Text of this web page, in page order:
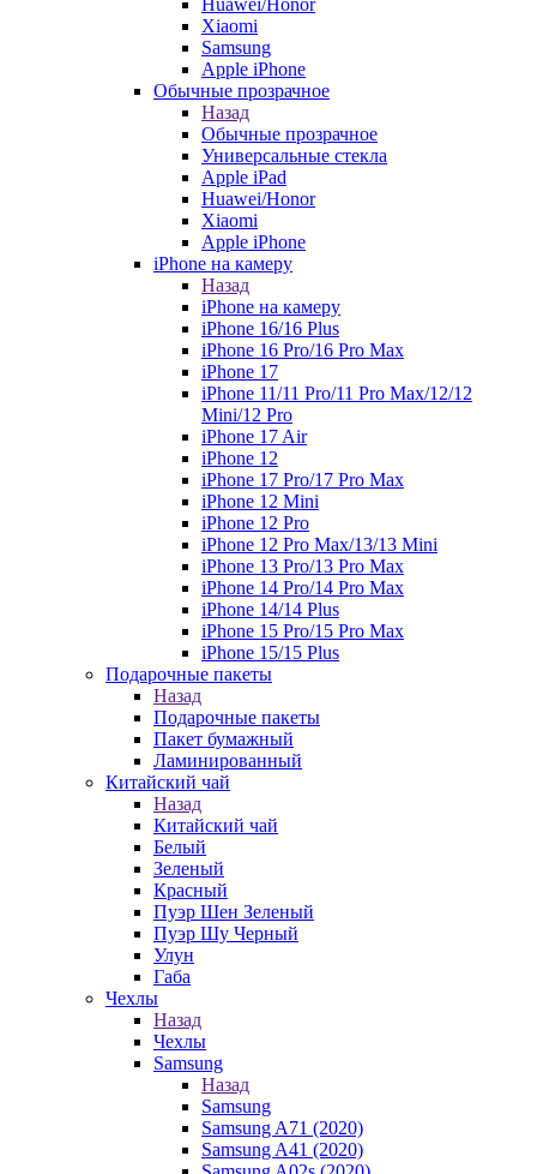
Huawei/Honor
Xiaomi
Samsung
Apple iPhone
Обычные прозрачное
Назад
Обычные прозрачное
Универсальные стекла
Apple iPad
Huawei/Honor
Xiaomi
Apple iPhone
iPhone на камеру
Назад
iPhone на камеру
iPhone 16/16 Plus
iPhone 16 Pro/16 Pro Max
iPhone 17
iPhone 11/11 Pro/11 Pro Max/12/12
Mini/12 Pro
iPhone 17 Air
iPhone 12
iPhone 17 Pro/17 Pro Max
iPhone 12 Mini
iPhone 12 Pro
iPhone 12 Pro Max/13/13 Mini
iPhone 13 Pro/13 Pro Max
iPhone 14 Pro/14 Pro Max
iPhone 14/14 Plus
iPhone 15 Pro/15 Pro Max
iPhone 15/15 Plus
Подарочные пакеты
Назад
Подарочные пакеты
Пакет бумажный
Ламинированный
Китайский чай
Назад
Китайский чай
Белый
Зеленый
Красный
Пуэр Шен Зеленый
Пуэр Шу Черный
Улун
Габа
Чехлы
Назад
Чехлы
Samsung
Назад
Samsung
Samsung A71 (2020)
Samsung A41 (2020)